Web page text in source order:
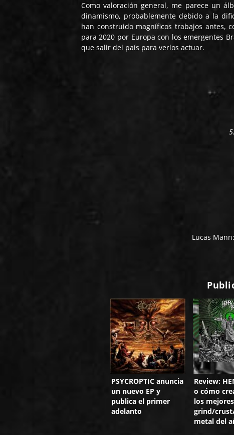
Como valoración general, me parece un
dinamismo, probablemente debido a la
han construido magníficos trabajos antes,
para 2020 por Europa con los emergentes
que salir del país para verlos actuar.
Lucas
PSYCROPTIC anuncia
un nuevo EP y
publica el primer
adelanto
Review:
o cómo
los
grind/
metal del